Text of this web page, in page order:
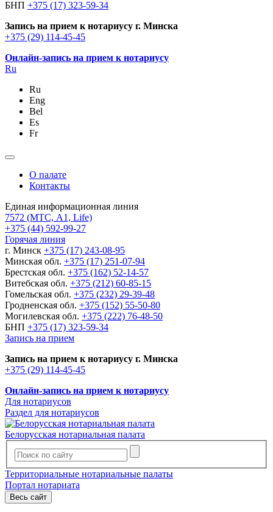
БНП +375 (17) 323-59-34
Запись на прием к нотариусу г. Минска
+375 (29) 114-45-45
Онлайн-запись на прием к нотариусу
Ru
Ru
Eng
Bel
Es
Fr
О палате
Контакты
Единая информационная линия
7572 (МТС, A1, Life)
+375 (44) 592-99-27
Горячая линия
г. Минск +375 (17) 243-08-95
Минская обл. +375 (17) 251-07-94
Брестская обл. +375 (162) 52-14-57
Витебская обл. +375 (212) 60-85-15
Гомельская обл. +375 (232) 29-39-48
Гродненская обл. +375 (152) 55-50-80
Могилевская обл. +375 (222) 76-48-50
БНП +375 (17) 323-59-34
Запись на прием
Запись на прием к нотариусу г. Минска
+375 (29) 114-45-45
Онлайн-запись на прием к нотариусу
Для нотариусов
Раздел для нотариусов
Белорусская нотариальная палата
Территориальные нотариальные палаты
Портал нотариата
Весь сайт